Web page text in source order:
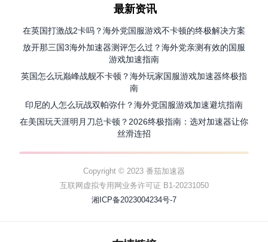
最新资讯
在英国打激战2卡吗？海外党国服游戏不卡顿的终极解决方案
放开那三国3海外加速器测评怎么过？海外党亲测有效的国服
游戏加速指南
英国怎么玩巅峰战舰不卡顿？海外玩家国服游戏加速器终极指
南
印尼的人怎么玩战双帕弥什？海外党国服游戏加速避坑指南
在美国玩天涯明月刀总卡顿？2026终极指南：选对加速器让你
丝滑连招
Copyright © 2023 番茄加速器
互联网虚拟专用网业务许可证 B1-20231050
湘ICP备2023004234号-7